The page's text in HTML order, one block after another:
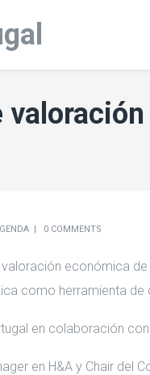
0 COMMENTS
económica
como herramienta
en colaboración
en H&A y Chair del